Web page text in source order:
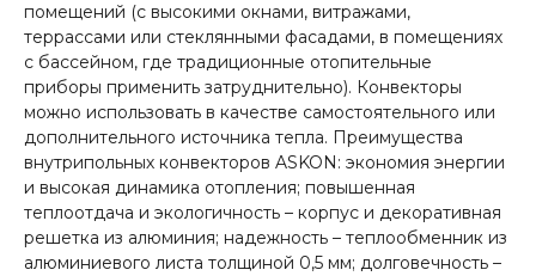
помещений (с высокими окнами, витражами,
террассами или стеклянными фасадами, в помещениях
с бассейном, где традиционные отопительные
приборы применить затруднительно). Конвекторы
можно использовать в качестве самостоятельного или
дополнительного источника тепла. Преимущества
внутрипольных конвекторов ASKON: экономия энергии
и высокая динамика отопления; повышенная
теплоотдача и экологичность – корпус и декоративная
решетка из алюминия; надежность – теплообменник из
алюминиевого листа толщиной 0,5 мм; долговечность –